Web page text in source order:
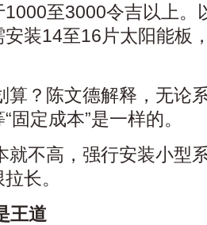
至3000令吉以上。
装14至16片太阳能板
算？陈文德解释，无论
固定成本”是一样的。
就不高，强行安装小型
长。
王道